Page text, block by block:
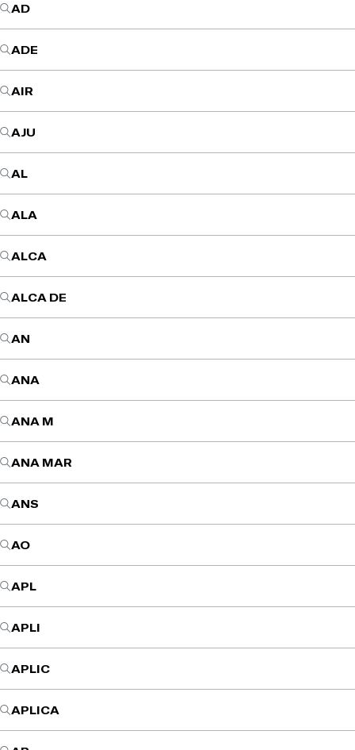
AD
ADE
AIR
AJU
AL
ALA
ALCA
ALCA DE
AN
ANA
ANA M
ANA MAR
ANS
AO
APL
APLI
APLIC
APLICA